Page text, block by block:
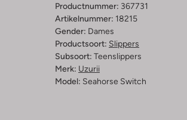
Productnummer: 367731
Artikelnummer: 18215
Gender: Dames
Productsoort: Slippers
Subsoort: Teenslippers
Merk: Uzurii
Model: Seahorse Switch